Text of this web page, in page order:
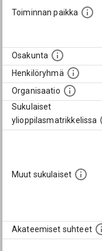
Toiminnan paikka
Osakunta
Henkilöryhmä
Organisaatio
Sukulaiset
ylioppilasmatrikkelissa
Muut sukulaiset
Akateemiset suhteet